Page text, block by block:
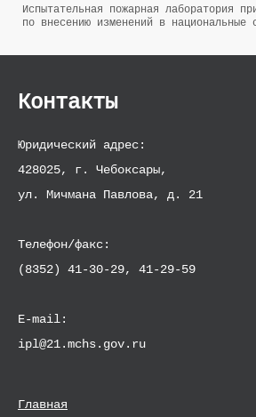
Испытательная пожарная лаборатория
по внесению изменений в национальные
Контакты
Юридический адрес:
428025, г. Чебоксары,
ул. Мичмана Павлова, д. 21
Телефон/факс:
(8352) 41-30-29, 41-29-59
E-mail:
ipl@21.mchs.gov.ru
Главная
Control panel